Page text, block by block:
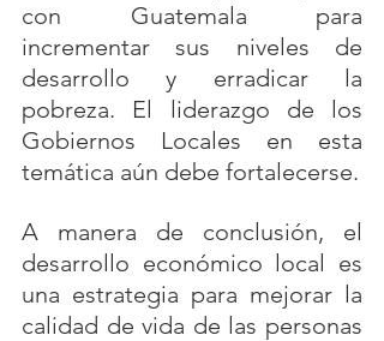
con Guatemala para
incrementar sus niveles de
desarrollo y erradicar la
pobreza. El liderazgo de los
Gobiernos Locales en esta
temática aún debe fortalecerse.
A manera de conclusión, el
desarrollo económico local es
una estrategia para mejorar la
calidad de vida de las personas